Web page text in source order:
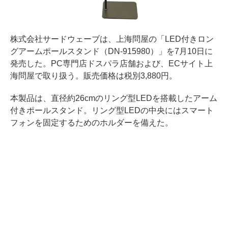
株式会社サードウェーブは、上海問屋の「LED付きロン
グアームポールスタンド（DN-915980）」を7月10日に
発売した。PC専門店ドスパラ店舗および、ECサイト上
海問屋で取り扱う。販売価格は税別3,880円。
本製品は、直径約26cmのリング型LEDを搭載したアーム
付きポールスタンド。リング型LEDの中央にはスマート
フォンを固定するためのホルダーを備えた。